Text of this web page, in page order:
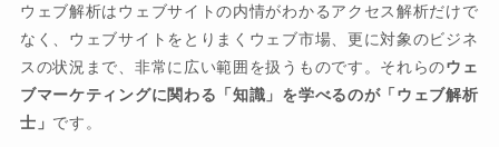
ウェブ解析はウェブサイトの内情がわかるアクセス解析だけで
なく、ウェブサイトをとりまくウェブ市場、更に対象のビジネ
スの状況まで、非常に広い範囲を扱うものです。それらのウェ
ブマーケティングに関わる「知識」を学べるのが「ウェブ解析
士」 です。